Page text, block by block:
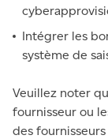
Intégrer les
système de
Veuillez noter
fournisseur ou
des